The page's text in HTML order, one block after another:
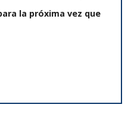
la próxima vez que